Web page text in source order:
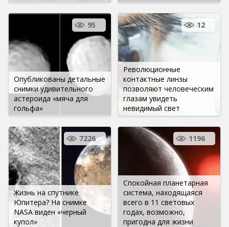
Опубликованы детальные
снимки удивительного
астероида «мяча для
гольфа»
95
Революционные
контактные линзы
позволяют человеческим
глазам увидеть
невидимый свет
12
Жизнь на спутнике
Юпитера? На снимке
NASA виден «черный
купол»
7226
Спокойная планетарная
система, находящаяся
всего в 11 световых
годах, возможно,
пригодна для жизни
1196